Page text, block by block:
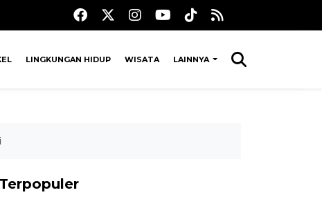
LINGKUNGAN HIDUP WISATA LAINNYA
Terpopuler